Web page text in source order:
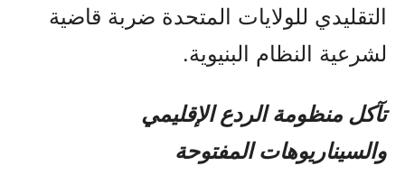
التقليدي للولايات المتحدة ضربة قاضية
لشرعية النظام البنيوية.
تآكل منظومة الردع الإقليمي
والسيناريوهات المفتوحة